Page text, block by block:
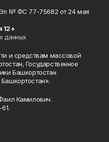
№ ФС 77-75682 от 24 мая
12+
данных
и средствам массовой
Государственное
Башкортостан
Камилович.